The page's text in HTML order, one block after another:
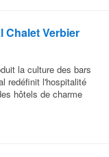
Chalet Verbier
la culture des bars
redéfinit l'hospitalité
hôtels de charme